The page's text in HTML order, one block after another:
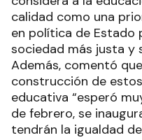
calidad como una
en política de Estado
sociedad más justa y
Además, comentó
construcción de
educativa “esperó
de febrero, se
tendrán la igualdad